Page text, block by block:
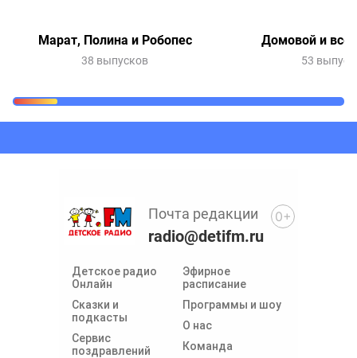
Марат, Полина и Робопес
38 выпусков
Домовой и все-
53
Детское радио
Онлайн
Сказки и
подкасты
Сервис
поздравлений
Эфирное
расписание
Программы и шоу
О нас
Команда
Почта редакции
radio@detifm.ru
0+